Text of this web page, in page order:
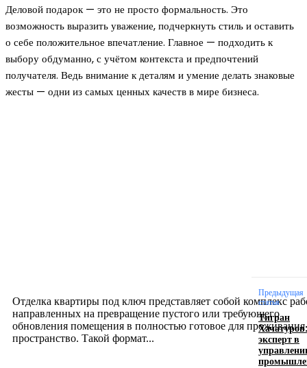
Деловой подарок — это не просто формальность. Это
возможность выразить уважение, подчеркнуть стиль и оставить
о себе положительное впечатление. Главное — подходить к
выбору обдуманно, с учётом контекста и предпочтений
получателя. Ведь внимание к деталям и умение делать знаковые
жесты — одни из самых ценных качеств в мире бизнеса.
Отделка квартиры под ключ представляет собой комплекс
направленных на превращение пустого или требующего
обновления помещения в полностью готовое для проживания
пространство. Такой формат...
Предыдущая
статья
Тигран
Хачатуров:
эксперт в